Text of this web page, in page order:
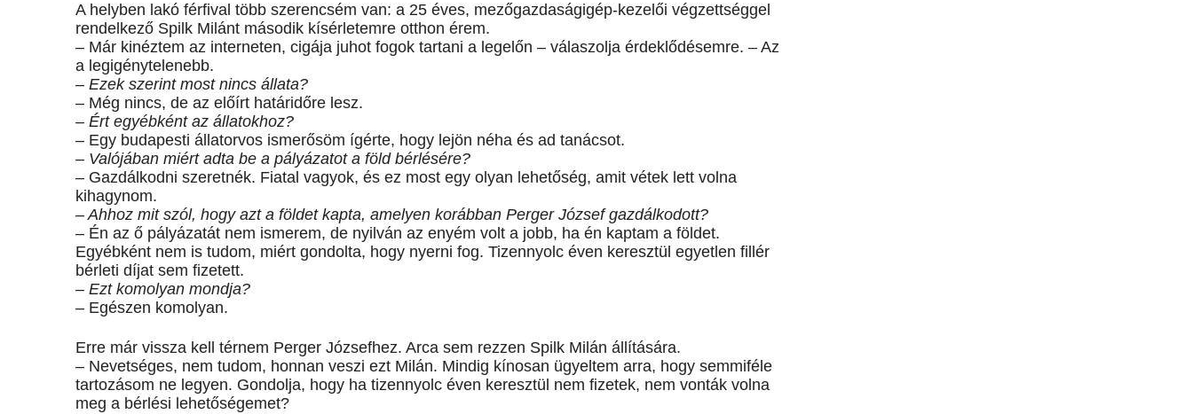
A helyben lakó férfival több szerencsém van: a 25 éves, mezőgazdaságigép-kezelői végzettséggel
rendelkező Spilk Milánt második kísérletemre otthon érem.
– Már kinéztem az interneten, cigája juhot fogok tartani a legelőn – válaszolja érdeklődésemre. – Az
a legigénytelenebb.
– Ezek szerint most nincs állata?
– Még nincs, de az előírt határidőre lesz.
– Ért egyébként az állatokhoz?
– Egy budapesti állatorvos ismerősöm ígérte, hogy lejön néha és ad tanácsot.
– Valójában miért adta be a pályázatot a föld bérlésére?
– Gazdálkodni szeretnék. Fiatal vagyok, és ez most egy olyan lehetőség, amit vétek lett volna
kihagynom.
– Ahhoz mit szól, hogy azt a földet kapta, amelyen korábban Perger József gazdálkodott?
– Én az ő pályázatát nem ismerem, de nyilván az enyém volt a jobb, ha én kaptam a földet.
Egyébként nem is tudom, miért gondolta, hogy nyerni fog. Tizennyolc éven keresztül egyetlen fillér
bérleti díjat sem fizetett.
– Ezt komolyan mondja?
– Egészen komolyan.
Erre már vissza kell térnem Perger Józsefhez. Arca sem rezzen Spilk Milán állítására.
– Nevetséges, nem tudom, honnan veszi ezt Milán. Mindig kínosan ügyeltem arra, hogy semmiféle
tartozásom ne legyen. Gondolja, hogy ha tizennyolc éven keresztül nem fizetek, nem vonták volna
meg a bérlési lehetőségemet?